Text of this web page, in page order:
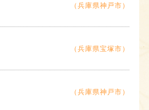
（兵庫県神戸市）
（兵庫県宝塚市）
（兵庫県神戸市）